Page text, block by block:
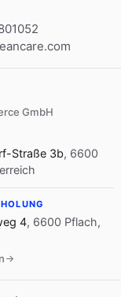
GmbH
Straße 3b, 6600
4, 6600 Pflach,